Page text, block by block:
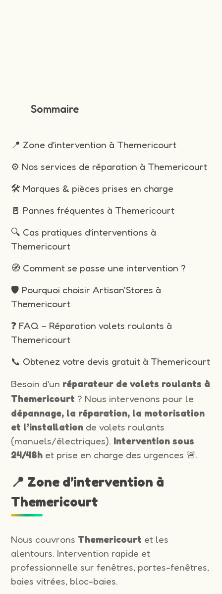
Sommaire
📍 Zone d’intervention à Themericourt
⚙️ Nos services de réparation à Themericourt
🛠️ Marques & pièces prises en charge
🚪 Pannes fréquentes à Themericourt
🔍 Cas pratiques d’interventions à
Themericourt
🧭 Comment se passe une intervention ?
🛡️ Pourquoi choisir Artisan'Stores à
Themericourt
❓ FAQ – Réparation volets roulants à
Themericourt
📞 Obtenez votre devis gratuit à Themericourt
Besoin d’un réparateur de volets roulants à
Themericourt ? Nous intervenons pour le
dépannage, la réparation, la motorisation
et l’installation de volets roulants
(manuels/électriques). Intervention sous
24/48h et prise en charge des urgences 🚨.
📍 Zone d’intervention à
Themericourt
Nous couvrons Themericourt et les
alentours. Intervention rapide et
professionnelle sur fenêtres, portes-fenêtres,
baies vitrées, bloc-baies.